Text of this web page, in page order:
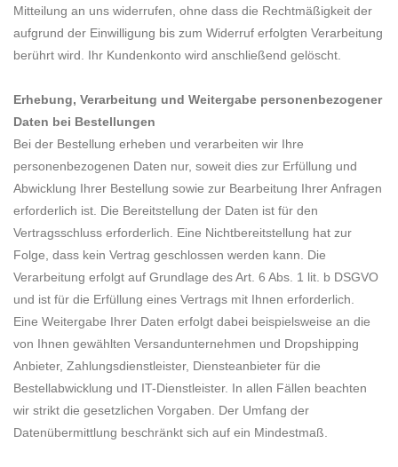
Mitteilung an uns widerrufen, ohne dass die Rechtmäßigkeit der
aufgrund der Einwilligung bis zum Widerruf erfolgten Verarbeitung
berührt wird. Ihr Kundenkonto wird anschließend gelöscht.
Erhebung, Verarbeitung und Weitergabe personenbezogener
Daten bei Bestellungen
Bei der Bestellung erheben und verarbeiten wir Ihre
personenbezogenen Daten nur, soweit dies zur Erfüllung und
Abwicklung Ihrer Bestellung sowie zur Bearbeitung Ihrer Anfragen
erforderlich ist. Die Bereitstellung der Daten ist für den
Vertragsschluss erforderlich. Eine Nichtbereitstellung hat zur
Folge, dass kein Vertrag geschlossen werden kann. Die
Verarbeitung erfolgt auf Grundlage des Art. 6 Abs. 1 lit. b DSGVO
und ist für die Erfüllung eines Vertrags mit Ihnen erforderlich.
Eine Weitergabe Ihrer Daten erfolgt dabei beispielsweise an die
von Ihnen gewählten Versandunternehmen und Dropshipping
Anbieter, Zahlungsdienstleister, Diensteanbieter für die
Bestellabwicklung und IT-Dienstleister. In allen Fällen beachten
wir strikt die gesetzlichen Vorgaben. Der Umfang der
Datenübermittlung beschränkt sich auf ein Mindestmaß.